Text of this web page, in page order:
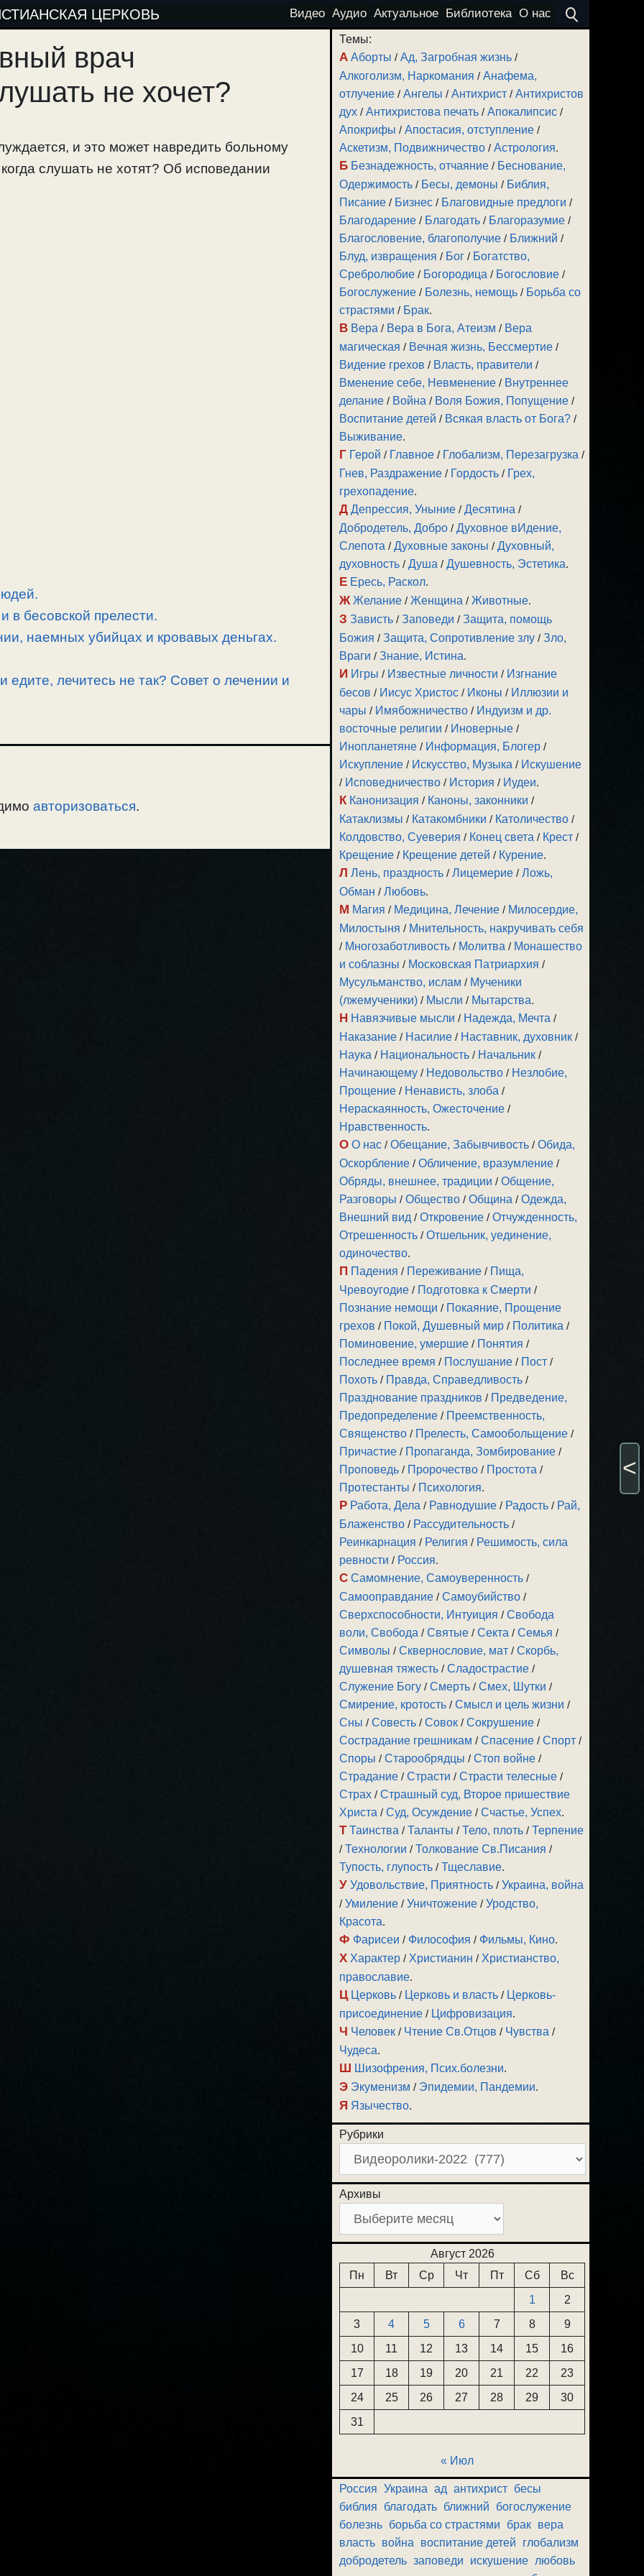
ЦЕРКОВЬ Видео Аудио Актуальное Библиотека О нас
врач
не хочет?
и это может навредить больному
слушать не хотят? Об исповедании
в бесовской прелести.
наемных убийцах и кровавых деньгах.
едите, лечитесь не так? Совет о лечении и
авторизоваться.
Темы:
А Аборты /Ад, Загробная жизнь /
Алкоголизм, Наркомания /Анафема,
отлучение /Ангелы /Антихрист /Антихристов
дух /Антихристова печать /Апокалипсис /
Апокрифы /Апостасия, отступление /
Аскетизм, Подвижничество /Астрология.
Б Безнадежность, отчаяние / Беснование,
Одержимость / Бесы, демоны / Библия,
Писание / Бизнес / Благовидные предлоги /
Благодарение / Благодать / Благоразумие /
Благословение, благополучие / Ближний /
Блуд, извращения / Бог / Богатство,
Сребролюбие / Богородица / Богословие /
Богослужение / Болезнь, немощь / Борьба со
страстями / Брак.
В Вера / Вера в Бога, Атеизм / Вера
магическая / Вечная жизнь, Бессмертие /
Видение грехов / Власть, правители /
Вменение себе, Невменение / Внутреннее
делание / Война / Воля Божия, Попущение /
Воспитание детей / Всякая власть от Бога? /
Выживание.
Г Герой / Главное / Глобализм, Перезагрузка /
Гнев, Раздражение / Гордость / Грех,
грехопадение.
Д Депрессия, Уныние /Десятина /
Добродетель, Добро /Духовное вИдение,
Слепота /Духовные законы /Духовный,
духовность /Душа /Душевность, Эстетика.
Е Ересь, Раскол.
Ж Желание /Женщина /Животные.
З Зависть /Заповеди /Защита, помощь
Божия /Защита, Сопротивление злу /Зло,
Враги /Знание, Истина.
И Игры / Известные личности / Изгнание
бесов / Иисус Христос / Иконы / Иллюзии и
чары / Имябожничество / Индуизм и др.
восточные религии / Иноверные /
Инопланетяне / Информация, Блогер /
Искупление / Искусство, Музыка / Искушение
/ Исповедничество / История / Иудеи.
К Канонизация / Каноны, законники /
Катаклизмы / Катакомбники / Католичество /
Колдовство, Суеверия / Конец света / Крест /
Крещение / Крещение детей / Курение.
Л Лень, праздность /Лицемерие /Ложь,
Обман /Любовь.
М Магия / Медицина, Лечение / Милосердие,
Милостыня / Мнительность, накручивать себя
/ Многозаботливость / Молитва / Монашество
и соблазны / Московская Патриархия /
Мусульманство, ислам / Мученики
(лжемученики) / Мысли / Мытарства.
Н Навязчивые мысли / Надежда, Мечта /
Наказание / Насилие / Наставник, духовник /
Наука / Национальность / Начальник /
Начинающему / Недовольство / Незлобие,
Прощение / Ненависть, злоба /
Нераскаянность, Ожесточение /
Нравственность.
О О нас /Обещание, Забывчивость /Обида,
Оскорбление /Обличение, вразумление /
Обряды, внешнее, традиции /Общение,
Разговоры /Общество /Община /Одежда,
Внешний вид /Откровение /Отчужденность,
Отрешенность /Отшельник, уединение,
одиночество.
П Падения / Переживание / Пища,
Чревоугодие / Подготовка к Смерти /
Познание немощи / Покаяние, Прощение
грехов / Покой, Душевный мир / Политика /
Поминовение, умершие / Понятия /
Последнее время / Послушание / Пост /
Похоть / Правда, Справедливость /
Празднование праздников / Предведение,
Предопределение / Преемственность,
Священство / Прелесть, Самообольщение /
Причастие / Пропаганда, Зомбирование /
Проповедь / Пророчество / Простота /
Протестанты / Психология.
Р Работа, Дела / Равнодушие / Радость / Рай,
Блаженство / Рассудительность /
Реинкарнация / Религия / Решимость, сила
ревности / Россия.
С Самомнение, Самоуверенность /
Самооправдание /Самоубийство /
Сверхспособности, Интуиция /Свобода
воли, Свобода /Святые /Секта /Семья /
Символы /Сквернословие, мат /Скорбь,
душевная тяжесть /Сладострастие /
Служение Богу /Смерть /Смех, Шутки /
Смирение, кротость /Смысл и цель жизни /
Сны /Совесть /Совок /Сокрушение /
Сострадание грешникам /Спасение /Спорт /
Споры /Старообрядцы /Стоп войне /
Страдание /Страсти /Страсти телесные /
Страх /Страшный суд, Второе пришествие
Христа /Суд, Осуждение /Счастье, Успех.
Т Таинства /Таланты /Тело, плоть /Терпение
/Технологии /Толкование Св.Писания /
Тупость, глупость /Тщеславие.
У Удовольствие, Приятность /Украина, война
/Умиление /Уничтожение /Уродство,
Красота.
Ф Фарисеи / Философия / Фильмы, Кино.
Х Характер / Христианин / Христианство,
православие.
Ц Церковь / Церковь и власть / Церковь-
присоединение / Цифровизация.
Ч Человек / Чтение Св.Отцов / Чувства /
Чудеса.
Ш Шизофрения, Псих.болезни.
Э Экуменизм / Эпидемии, Пандемии.
Я Язычество.
Рубрики
Архивы
Август 2026
Пн
Вт Ср Чт Пт Сб
Вс
1
2
3
4 5 6 7 8
9
10
11 12 13 14 15
16
17
18 19 20 21 22
23
24
25 26 27 28 29
30
31
« Июл
Россия Украина ад антихрист бесы
библия
благодать ближний
богослужение
болезнь борьба со страстями брак вера
власть война воспитание детей
глобализм
добродетель заповеди искушение любовь
<